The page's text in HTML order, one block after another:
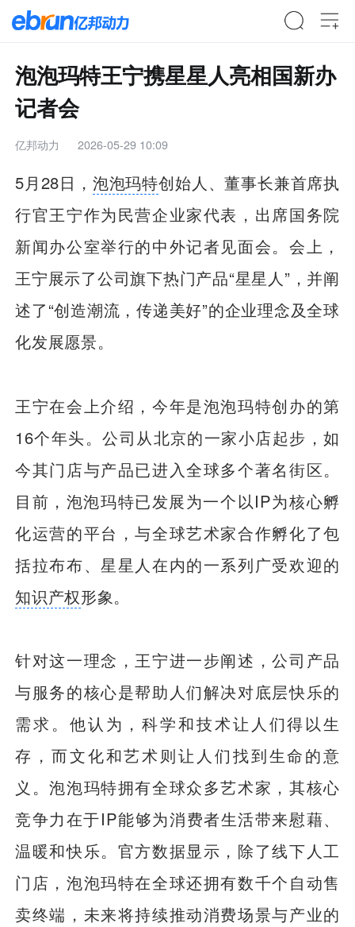
泡泡玛特王宁携星星人亮相国新办
记者会
亿邦动力 2026-05-29 10:09
5月28日， 泡泡玛特创始人、董事长兼首席执
行官王宁作为民营企业家代表，出席国务院
新闻办公室举行的中外记者见面会。会上，
王宁展示了公司旗下热门产品“星星人”，并阐
述了“创造潮流，传递美好”的企业理念及全球
化发展愿景。
王宁在会上介绍，今年是泡泡玛特创办的第
16个年头。公司从北京的一家小店起步，如
今其门店与产品已进入全球多个著名街区。
目前，泡泡玛特已发展为一个以IP为核心孵
化运营的平台，与全球艺术家合作孵化了包
括拉布布、星星人在内的一系列广受欢迎的
知识产权形象。
针对这一理念，王宁进一步阐述，公司产品
与服务的核心是帮助人们解决对底层快乐的
需求。他认为，科学和技术让人们得以生
存，而文化和艺术则让人们找到生命的意
义。泡泡玛特拥有全球众多艺术家，其核心
竞争力在于IP能够为消费者生活带来慰藉、
温暖和快乐。官方数据显示，除了线下人工
门店，泡泡玛特在全球还拥有数千个自动售
卖终端，未来将持续推动消费场景与产业的